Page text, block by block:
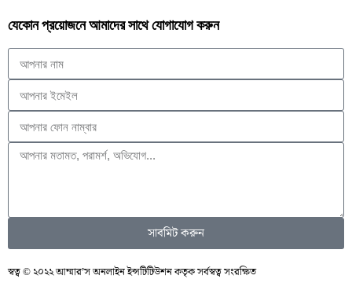
যেকোন প্রয়োজনে আমাদের সাথে যোগাযোগ করুন
সাবমিট করুন
স্বত্ব © ২০২২ আম্মার’স অনলাইন ইন্সটিটিউশন কতৃক সর্বস্বত্ব সংরক্ষিত